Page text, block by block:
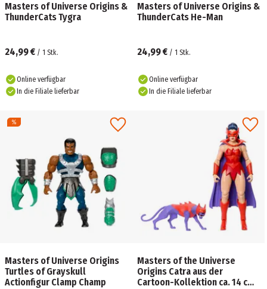
Masters of Universe Origins &
ThunderCats Tygra
24,99 € / 1 Stk.
Online verfügbar
In die Filiale lieferbar
Masters of Universe Origins &
ThunderCats He-Man
24,99 € / 1 Stk.
Online verfügbar
In die Filiale lieferbar
Masters of Universe Origins
Turtles of Grayskull
Actionfigur Clamp Champ
Masters of the Universe
Origins Catra aus der
Cartoon-Kollektion ca. 14 cm